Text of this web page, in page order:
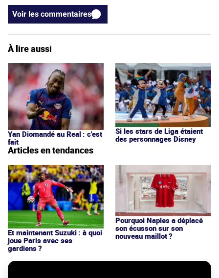
Voir les commentaires
À lire aussi
Yan Diomandé au Real : c'est
fait
Si les stars de Liga étaient
des personnages Disney
Articles en tendances
Et maintenant Suzuki : à quoi
joue Paris avec ses
gardiens ?
Pourquoi Naples a déplacé
son écusson sur son
nouveau maillot ?